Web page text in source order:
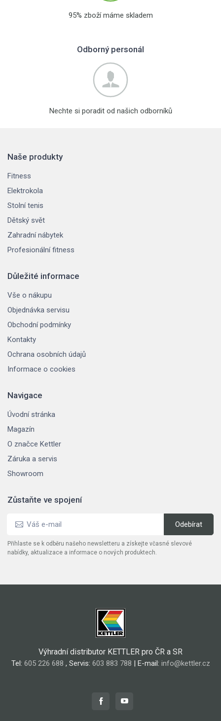
95% zboží máme skladem
Odborný personál
Nechte si poradit od našich odborníků
Naše produkty
Fitness
Elektrokola
Stolní tenis
Dětský svět
Zahradní nábytek
Profesionální fitness
Důležité informace
Vše o nákupu
Objednávka servisu
Obchodní podmínky
Kontakty
Ochrana osobních údajů
Informace o cookies
Navigace
Úvodní stránka
Magazín
O značce Kettler
Záruka a servis
Showroom
Zůstaňte ve spojení
Přihlaste se k odběru našeho newsletteru a získejte včasné slevové
nabídky, aktualizace a informace o nových produktech.
Výhradní distributor KETTLER pro ČR a SR
Tel: 605 226 688 , Servis: 603 883 788 | E-mail: info@kettler.cz